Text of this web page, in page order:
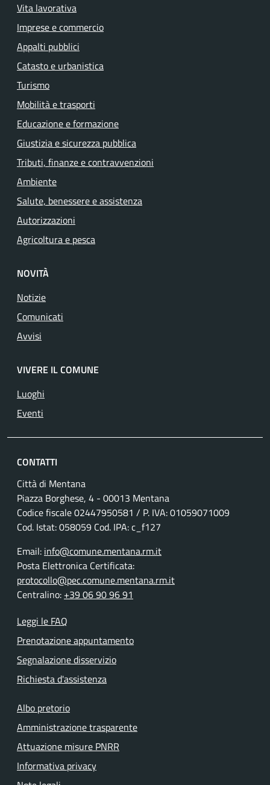
Vita lavorativa
Imprese e commercio
Appalti pubblici
Catasto e urbanistica
Turismo
Mobilità e trasporti
Educazione e formazione
Giustizia e sicurezza pubblica
Tributi, finanze e contravvenzioni
Ambiente
Salute, benessere e assistenza
Autorizzazioni
Agricoltura e pesca
NOVITÀ
Notizie
Comunicati
Avvisi
VIVERE IL COMUNE
Luoghi
Eventi
CONTATTI
Città di Mentana
Piazza Borghese, 4 - 00013 Mentana
Codice fiscale02447950581 / P. IVA:01059071009
Cod. Istat: 058059 Cod. IPA: c_f127
Email: info@comune.mentana.rm.it
Posta Elettronica Certificata:
protocollo@pec.comune.mentana.rm.it
Centralino: +39 06 90 96 91
Leggi le FAQ
Prenotazione appuntamento
Segnalazione disservizio
Richiesta d'assistenza
Albo pretorio
Amministrazione trasparente
Attuazione misure PNRR
Informativa privacy